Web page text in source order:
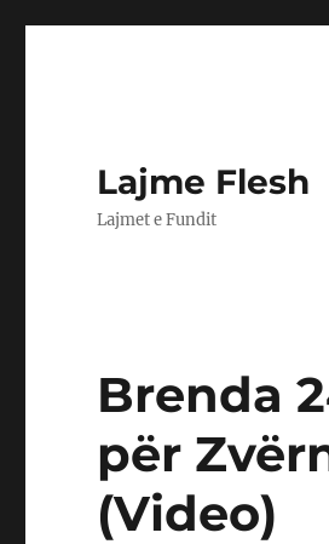
Lajme Flesh
Lajmet e Fundit
Brenda
për
(Video)